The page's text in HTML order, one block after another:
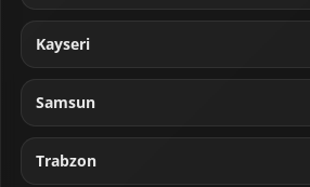
Kayseri
Samsun
Trabzon